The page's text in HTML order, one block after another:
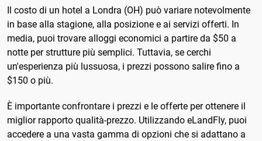
Il costo di un hotel a Londra (OH) può variare notevolmente
in base alla stagione, alla posizione e ai servizi offerti. In
media, puoi trovare alloggi economici a partire da $50 a
notte per strutture più semplici. Tuttavia, se cerchi
un'esperienza più lussuosa, i prezzi possono salire fino a
$150 o più.
È importante confrontare i prezzi e le offerte per ottenere il
miglior rapporto qualità-prezzo. Utilizzando eLandFly, puoi
accedere a una vasta gamma di opzioni che si adattano a